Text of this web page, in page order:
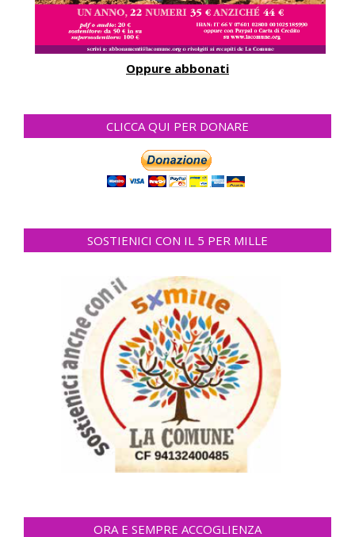
Oppure abbonati
CLICCA QUI PER DONARE
SOSTIENICI CON IL 5 PER MILLE
ORA E SEMPRE ACCOGLIENZA